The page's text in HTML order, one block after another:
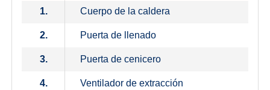
1. Cuerpo de la caldera
2. Puerta de llenado
3. Puerta de cenicero
4. Ventilador de extracción